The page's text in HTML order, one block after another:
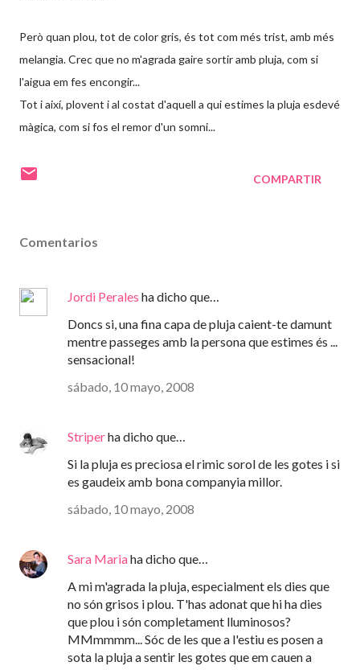
Però quan plou, tot de color gris, és tot com més trist, amb més
melangia. Crec que no m'agrada gaire sortir amb pluja, com si
l'aigua em fes encongir...
Tot i així, plovent i al costat d'aquell a qui estimes la pluja esdevé
màgica, com si fos el remor d'un somni...
COMPARTIR
Comentarios
Jordi Perales ha dicho que…
Doncs si, una fina capa de pluja caient-te damunt
mentre passeges amb la persona que estimes és ...
sensacional!
sábado, 10 mayo, 2008
Striperha dicho que…
Si la pluja es preciosa el rimic sorol de les gotes i si
es gaudeix amb bona companyia millor.
sábado, 10 mayo, 2008
Sara Mariaha dicho que…
A mi m'agrada la pluja, especialment els dies que
no són grisos i plou. T'has adonat que hi ha dies
que plou i són completament lluminosos?
MMmmmm... Sóc de les que a l'estiu es posen a
sota la pluja a sentir les gotes que em cauen a